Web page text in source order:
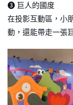
➌ 巨人的國度
在投影互動區，小
動，還能帶走一張